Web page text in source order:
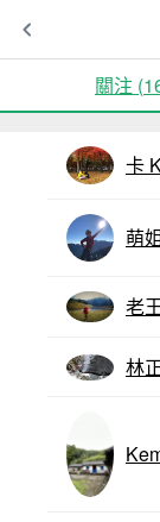
關注 (
卡
萌
老
林